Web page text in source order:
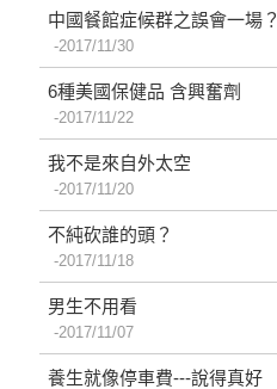
中國餐館症候群之誤會一場？
2017/11/30
6種美國保健品 含興奮劑
2017/11/22
我不是來自外太空
2017/11/20
不純砍誰的頭？
2017/11/18
男生不用看
2017/11/07
養生就像停車費---說得真好